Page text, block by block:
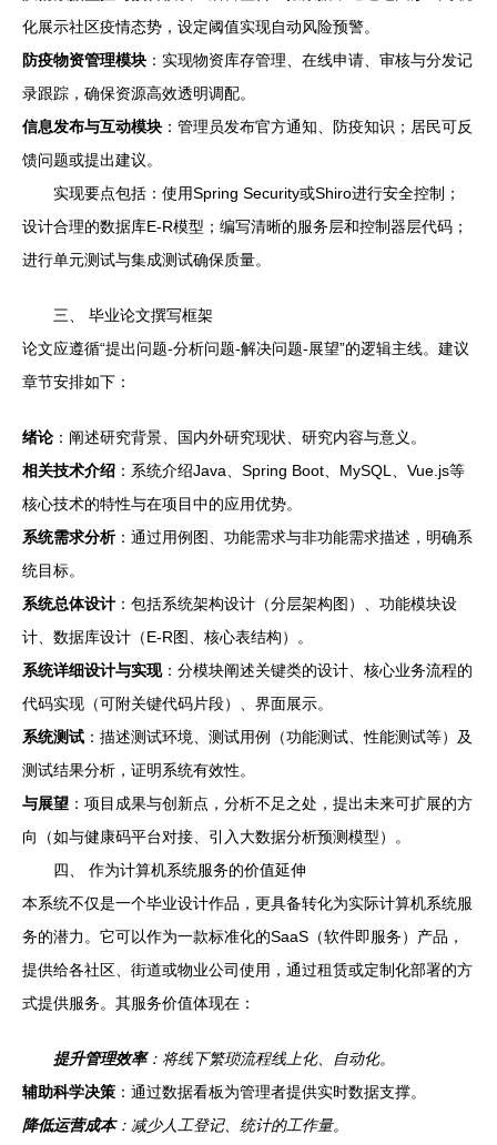
化展示社区疫情态势，设定阈值实现自动风险预警。
防疫物资管理模块 ：实现物资库存管理、在线申请、审核与分发记
录跟踪，确保资源高效透明调配。
信息发布与互动模块 ：管理员发布官方通知、防疫知识；居民可反
馈问题或提出建议。
实现要点包括：使用Spring Security或Shiro进行安全控制；
设计合理的数据库E-R模型；编写清晰的服务层和控制器层代码；
进行单元测试与集成测试确保质量。
三、 毕业论文撰写框架
论文应遵循“提出问题-分析问题-解决问题-展望”的逻辑主线。建议
章节安排如下：
绪论 ：阐述研究背景、国内外研究现状、研究内容与意义。
相关技术介绍 ：系统介绍Java、Spring Boot、MySQL、Vue.js等
核心技术的特性与在项目中的应用优势。
系统需求分析：通过用例图、功能需求与非功能需求描述，明确系
统目标。
系统总体设计 ：包括系统架构设计（分层架构图）、功能模块设
计、数据库设计（E-R图、核心表结构）。
系统详细设计与实现：分模块阐述关键类的设计、核心业务流程的
代码实现（可附关键代码片段）、界面展示。
系统测试 ：描述测试环境、测试用例（功能测试、性能测试等）及
测试结果分析，证明系统有效性。
与展望 ：项目成果与创新点，分析不足之处，提出未来可扩展的方
向（如与健康码平台对接、引入大数据分析预测模型）。
四、 作为计算机系统服务的价值延伸
本系统不仅是一个毕业设计作品，更具备转化为实际计算机系统服
务的潜力。它可以作为一款标准化的SaaS（软件即服务）产品，
提供给各社区、街道或物业公司使用，通过租赁或定制化部署的方
式提供服务。其服务价值体现在：
提升管理效率：将线下繁琐流程线上化、自动化。
辅助科学决策 ：通过数据看板为管理者提供实时数据支撑。
降低运营成本：减少人工登记、统计的工作量。